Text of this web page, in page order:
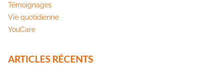
Témoignages
Vie quotidienne
YouCare
ARTICLES RÉCENTS